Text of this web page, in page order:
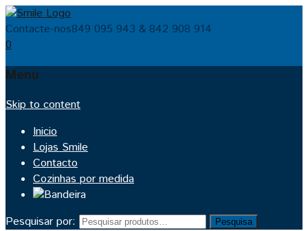
Contacte-nos849 095 943 & 842 908 914
0
Menu
Skip to content
Inicio
Lojas Smile
Contacto
Cozinhas por medida
Pesquisar por: Pesquisa